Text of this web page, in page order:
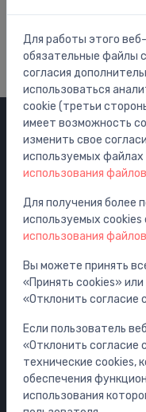
Категории
Распродажа
Смесители
Раковины
Унитазы
Ванны
Душ
Мебель
Инсталляции
Сифоны
Водостоки для пола и
Для работы этого
обязательные файлы
согласия
использоваться
cookie (третьи
имеет возможность
изменить свое
используемых файлах
использования
Для получения более
используемых cookies
использования
Вы можете принять
«Принять cookies»
«Отклонить согласие
Если пользователь
«Отклонить согласие
технические cookies,
обеспечения
использования